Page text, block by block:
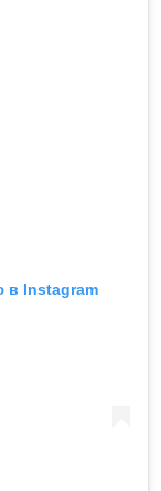
в Instagram